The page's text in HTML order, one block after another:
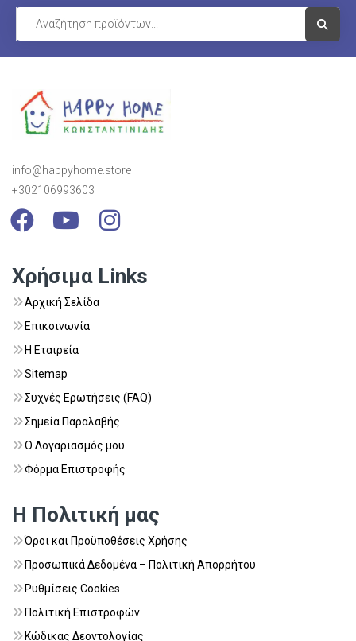
Visit
info@happyhome.store
+302106993603
Visit Link
Visit LinkVisit Link
Χρήσιμα Links
Αρχική Σελίδα
Επικοινωνία
Η Εταιρεία
Sitemap
Συχνές Ερωτήσεις (FAQ)
Σημεία Παραλαβής
Ο Λογαριασμός μου
Φόρμα Επιστροφής
Η Πολιτική μας
Όροι και Προϋποθέσεις Χρήσης
Προσωπικά Δεδομένα – Πολιτική Απορρήτου
Ρυθμίσεις Cookies
Πολιτική Επιστροφών
Κώδικας Δεοντολογίας